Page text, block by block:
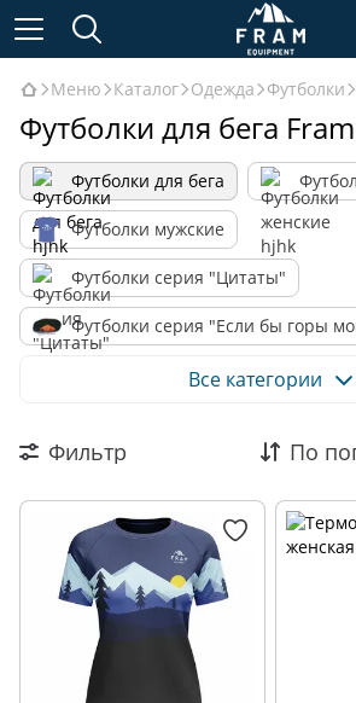
Меню Каталог Одежда Футболки
Футболки для бега
Футболки для бега
Футболки мужские
Футболки серия "Цитаты"
Футболки серия "Если бы горы
Футболки серия "Коты-туристы"
Все категории
Фильтр По